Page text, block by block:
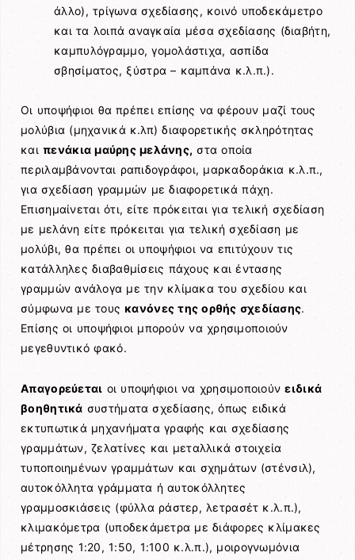
άλλο), τρίγωνα σχεδίασης, κοινό υποδεκάμετρο
και τα λοιπά αναγκαία μέσα σχεδίασης (διαβήτη,
καμπυλόγραμμο, γομολάστιχα, ασπίδα
σβησίματος, ξύστρα – καμπάνα κ.λ.π.).
Οι υποψήφιοι θα πρέπει επίσης να φέρουν μαζί τους
μολύβια (μηχανικά κ.λπ) διαφορετικής σκληρότητας
καιπενάκια μαύρης μελάνης, στα οποία
περιλαμβάνονται ραπιδογράφοι, μαρκαδοράκια κ.λ.π.,
για σχεδίαση γραμμών με διαφορετικά πάχη.
Επισημαίνεται ότι, είτε πρόκειται για τελική σχεδίαση
με μελάνη είτε πρόκειται για τελική σχεδίαση με
μολύβι, θα πρέπει οι υποψήφιοι να επιτύχουν τις
κατάλληλες διαβαθμίσεις πάχους και έντασης
γραμμών ανάλογα με την κλίμακα του σχεδίου και
σύμφωνα με τους κανόνες της ορθής σχεδίασης.
Επίσης οι υποψήφιοι μπορούν να χρησιμοποιούν
μεγεθυντικό φακό.
Απαγορεύεται οι υποψήφιοι να χρησιμοποιούνειδικά
βοηθητικά συστήματα σχεδίασης, όπως ειδικά
εκτυπωτικά μηχανήματα γραφής και σχεδίασης
γραμμάτων, ζελατίνες και μεταλλικά στοιχεία
τυποποιημένων γραμμάτων και σχημάτων (στένσιλ),
αυτοκόλλητα γράμματα ή αυτοκόλλητες
γραμμοσκιάσεις (φύλλα ράστερ, λετρασέτ κ.λ.π.),
κλιμακόμετρα (υποδεκάμετρα με διάφορες κλίμακες
μέτρησης 1:20, 1:50, 1:100 κ.λ.π.), μοιρογνωμόνια